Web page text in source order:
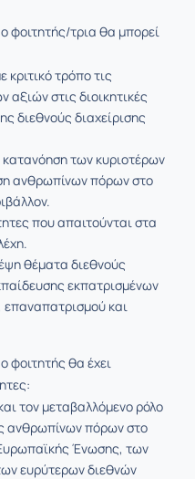
φοιτητής/τρια θα μπορεί
κριτικό τρόπο τις
αξιών στις διοικητικές
διεθνούς διαχείρισης
κατανόηση των κυριοτέρων
ανθρωπίνων πόρων στο
που απαιτούνται στα
θέματα διεθνούς
εκπατρισμένων
επαναπατρισμού και
φοιτητής θα έχει
τον μεταβαλλόμενο ρόλο
ανθρωπίνων πόρων στο
Ένωσης, των
ευρύτερων διεθνών